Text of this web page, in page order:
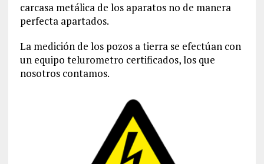
carcasa metálica de los aparatos no de manera
perfecta apartados.
La medición de los pozos a tierra se efectúan con
un equipo telurometro certificados, los que
nosotros contamos.